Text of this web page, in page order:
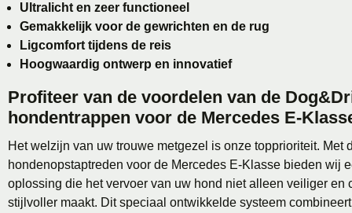
Ultralicht en zeer functioneel
Gemakkelijk voor de gewrichten en de rug
Ligcomfort tijdens de reis
Hoogwaardig ontwerp en innovatief
Profiteer van de voordelen van de
hondentrappen voor de Mercedes E-
Het welzijn van uw trouwe metgezel is onze topprioriteit. Met
hondenopstaptreden voor de Mercedes E-Klasse bieden wij
oplossing die het vervoer van uw hond niet alleen veiliger en
stijlvoller maakt. Dit speciaal ontwikkelde systeem